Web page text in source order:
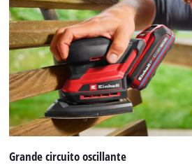
Grande circuito oscillante